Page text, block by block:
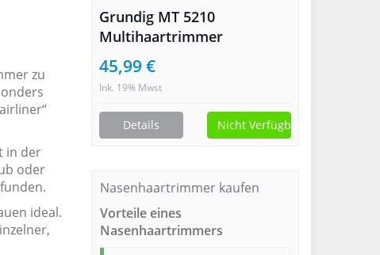
zu
in der
oder
ideal.
Grundig MT 5210
Multihaartrimmer
45,99 €
Ink. 19% Mwst
Details Nicht Verfügbar
Nasenhaartrimmer kaufen
Vorteile eines
Nasenhaartrimmers